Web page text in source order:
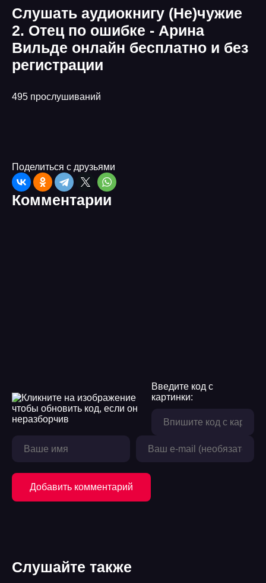
Слушать аудиокнигу (Не)чужие
2. Отец по ошибке - Арина
Вильде онлайн бесплатно и без
регистрации
495 прослушиваний
Поделиться с друзьями
Комментарии
Введите код с
картинки:
Добавить комментарий
Слушайте также